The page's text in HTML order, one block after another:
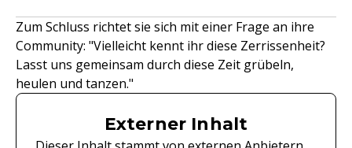
Zum Schluss richtet sie sich mit einer Frage an ihre
Community: "Vielleicht kennt ihr diese Zerrissenheit?
Lasst uns gemeinsam durch diese Zeit grübeln,
heulen und tanzen."
Externer Inhalt